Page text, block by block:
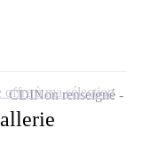
CDINon renseigné
offre à ma sélection